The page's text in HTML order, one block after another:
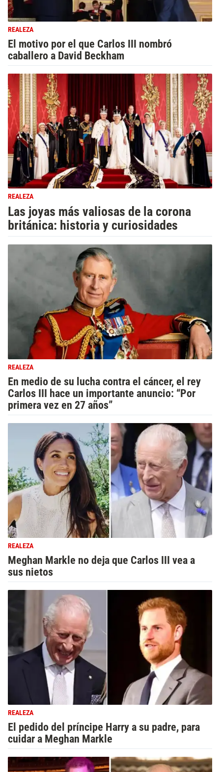
REALEZA
El motivo por el que Carlos III nombró
caballero a David Beckham
REALEZA
Las joyas más valiosas de la corona
británica: historia y curiosidades
REALEZA
En medio de su lucha contra el cáncer, el rey
Carlos III hace un importante anuncio: “Por
primera vez en 27 años”
REALEZA
Meghan Markle no deja que Carlos III vea a
sus nietos
REALEZA
El pedido del príncipe Harry a su padre, para
cuidar a Meghan Markle